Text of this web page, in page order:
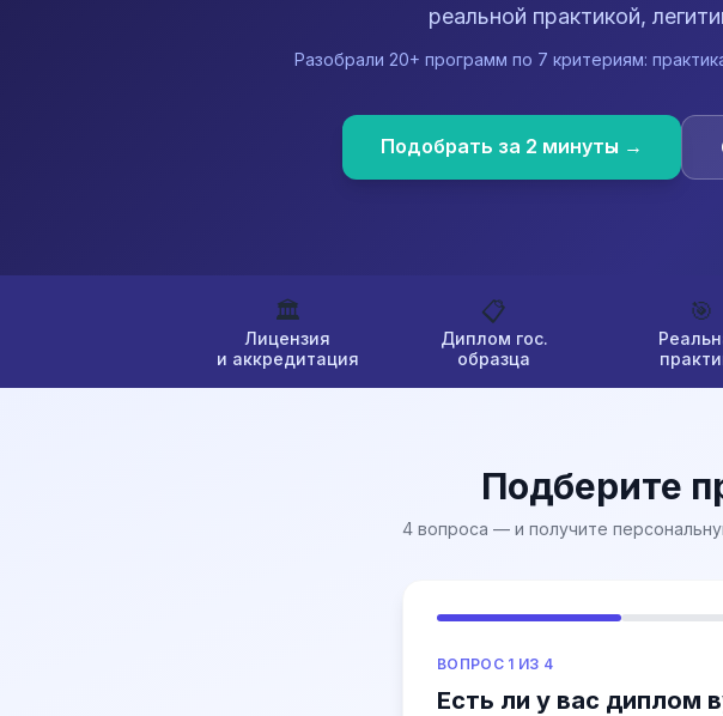
реальной практикой,
Разобрали 20+ программ по 7 критериям:
Подобрать за 2 минуты →
🏛️
Лицензия
и аккредитация
📋
Диплом гос.
образца
🎯
Подберите
4 вопроса — и получите
ВОПРОС 1 ИЗ 4
Есть ли у вас диплом